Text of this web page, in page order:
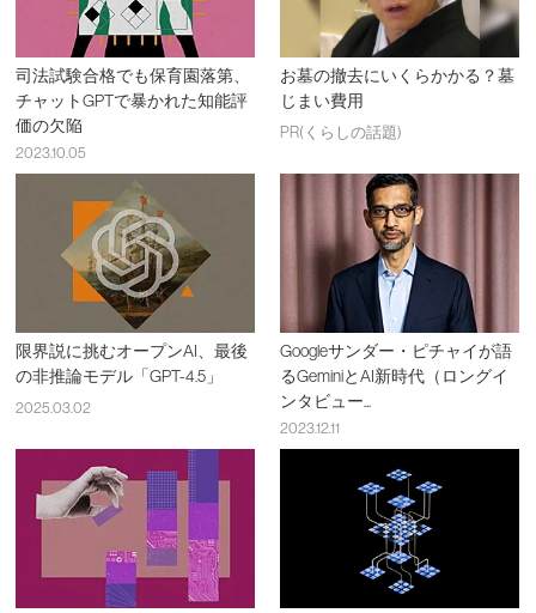
司法試験合格でも保育園落第、
チャットGPTで暴かれた知能評
価の欠陥
2023.10.05
お墓の撤去にいくらかかる？墓
じまい費用
PR(くらしの話題)
限界説に挑むオープンAI、最後
の非推論モデル「GPT-4.5」
2025.03.02
Googleサンダー・ピチャイが語
るGeminiとAI新時代（ロングイ
ンタビュー...
2023.12.11